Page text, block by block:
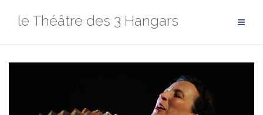
le Théâtre des 3 Hangars